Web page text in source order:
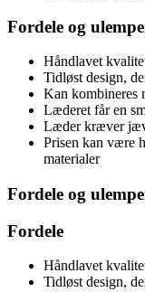
Fordele og
Håndlavet
Tidløst design,
Kan kombineres
Læderet får en
Læder kræver
Prisen kan være
materialer
Fordele og
Fordele
Håndlavet
Tidløst design,